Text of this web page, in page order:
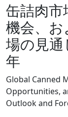
缶詰肉
機会、
場の見通
年
Global Canned
Opportunities,
Outlook and